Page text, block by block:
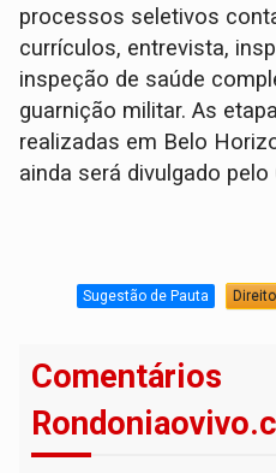
processos seletivos
currículos, entrevista,
inspeção de saúde
guarnição militar. As
realizadas em Belo
ainda será divulgado pelo
Sugestão de Pauta
Comentários